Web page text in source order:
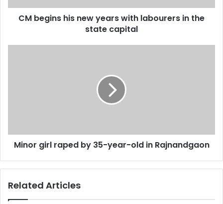
the
stateCM begins his new years with labourers in the
state capital
Rajnandgaon
Minor girl raped by 35-year-old in Rajnandgaon
Related Articles